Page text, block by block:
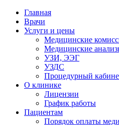
Главная
Врачи
Услуги и цены
Медицинские
Медицинские
УЗИ, ЭЭГ
УЗДС
Процедурный
О клинике
Лицензии
График работы
Пациентам
Порядок оплаты